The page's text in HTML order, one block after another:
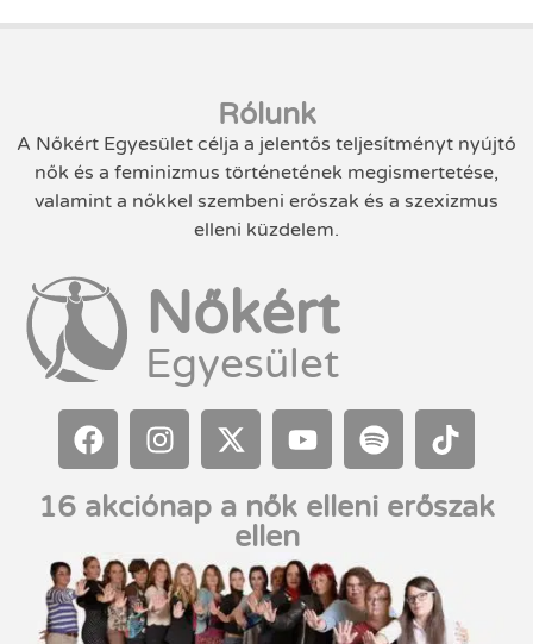
Rólunk
A Nőkért Egyesület célja a jelentős teljesítményt nyújtó
nők és a feminizmus történetének megismertetése,
valamint a nőkkel szembeni erőszak és a szexizmus
elleni küzdelem.
Nőkért
Egyesület
16 akciónap a nők elleni erőszak
ellen